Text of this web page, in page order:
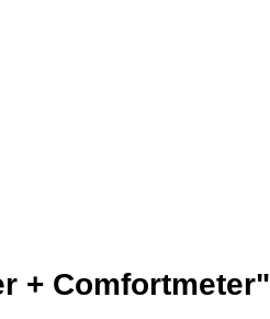
+ Comfortmeter"